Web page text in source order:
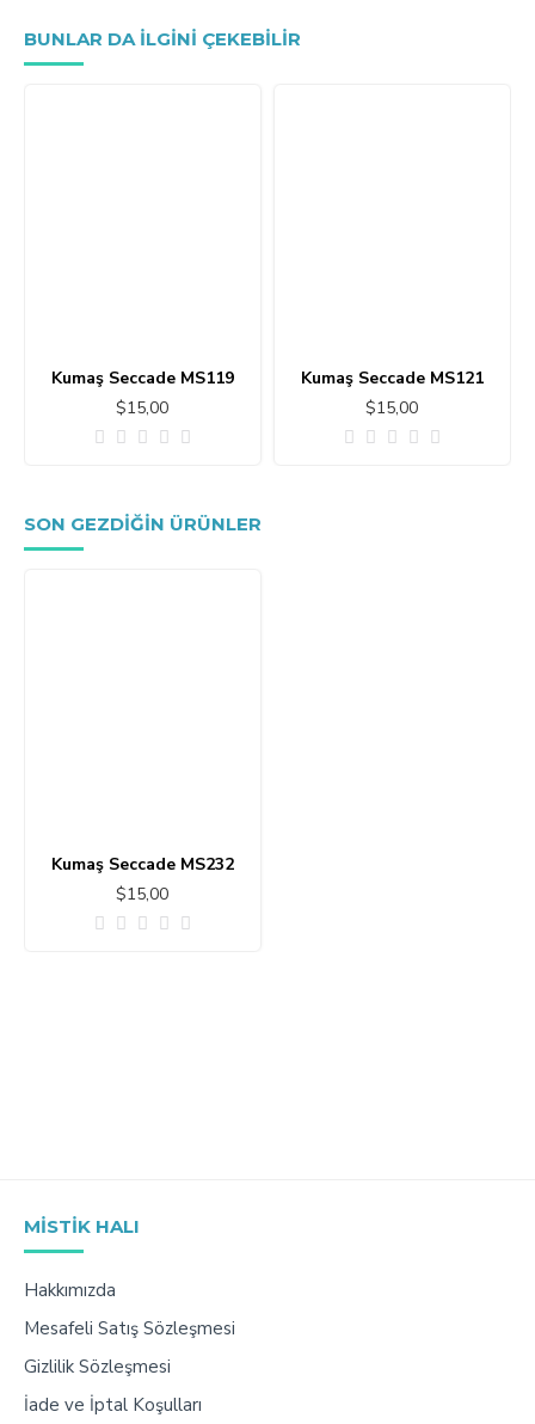
BUNLAR DA ILGINI ÇEKEBILIR
Kumaş Seccade MS119
$15,00
Kumaş Seccade MS121
$15,00
SON GEZDIĞIN ÜRÜNLER
Kumaş Seccade MS232
$15,00
MISTIK HALI
Hakkımızda
Mesafeli Satış Sözleşmesi
Gizlilik Sözleşmesi
İade ve İptal Koşulları